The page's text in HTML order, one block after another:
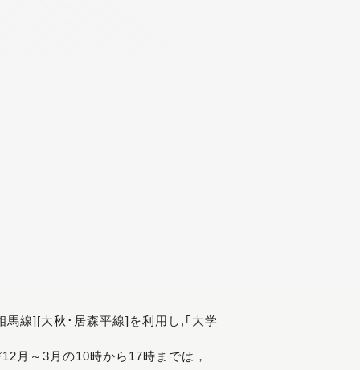
線][大秋･居森平線]を利用し,｢大学
月～3月の10時から17時までは，